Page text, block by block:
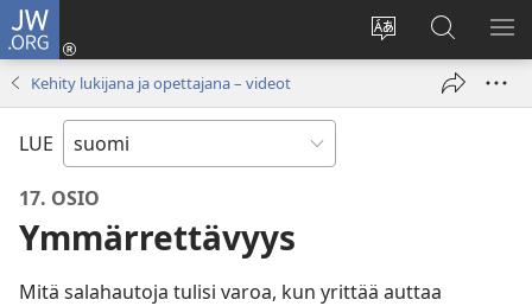
JW.ORG
Vaihda
sivuston
Kirjaudu
(avaa
Hae
JW.ORG-
sivustolta
Kehity lukijana ja opettajana – videot
LUE
17. OSIO
Ymmärrettävyys
Mitä salahautoja tulisi varoa, kun yrittää auttaa